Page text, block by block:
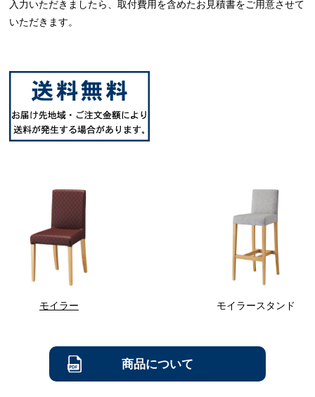
入力いただきましたら、取付費用を含めたお見積書をご用意させて
いただきます。
モイラー モイラースタンド
商品について